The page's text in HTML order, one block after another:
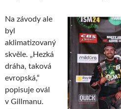
Na závody ale
byl
aklimatizovaný
skvěle. „Hezká
dráha, taková
evropská,“
popisuje ovál
v Gillmanu.